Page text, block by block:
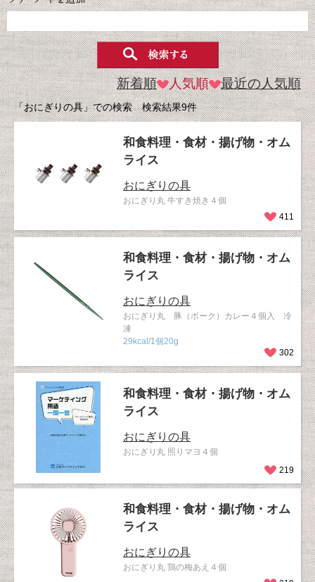
新着順 人気順 最近の人気順
「おにぎりの具」での検索 検索結果9件
和食料理・食材・揚げ物・オム
ライス
おにぎりの具
おにぎり丸 牛すき焼き４個
411
和食料理・食材・揚げ物・オム
ライス
おにぎりの具
おにぎり丸 豚（ポーク）カレー４個入 冷
凍
29kcal/1個20g
302
和食料理・食材・揚げ物・オム
ライス
おにぎりの具
おにぎり丸 照りマヨ４個
219
和食料理・食材・揚げ物・オム
ライス
おにぎりの具
おにぎり丸 鶏の梅あえ４個